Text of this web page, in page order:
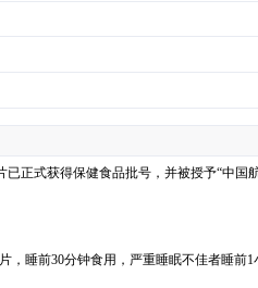
已正式获得保健食品批号，并被授予“中国
睡前30分钟食用，严重睡眠不佳者睡前1